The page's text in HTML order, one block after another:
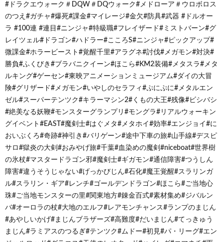
#ドラクエウォーク＃DQW＃DQウォーク#メドローア＃ウロボロス
のつえ#ガチャ#爆死#課金#マイレージ#金欠#防具#武器 #ドルオー
ラ #100連 #連目#ニンジャ#特級職#フレイザード#ミストバーン#グ
レイツェル#ドラゴン#ハドラー#こころS#ニンジャ#ピックアップ#
微課金#ホラービースト#覚醒千里#アラグネ#討伐#メガモン#対決#
勝負#ふくびき#ブラバニクイーン#ほこら#KM2装備#メタスラ#メタ
ルキング#ゲーセン#東映アニメーションミュージアム#ダイの大冒
険#グリザード#メガモン#いやしのセラフィ#ぷにぷに#メタルエン
ゼル#スーパーテンツク#キラーマシン2#くもの大王#残像#ビシバシ
#絶美なる妖鞭#モンスターグランプリ#モングラ#リアルウォーキン
グイベント#EAST#魔剣士#はぐメタ#メタホイ#効率#エンジョイ#に
おいぶくろ#奇跡#神引き#バリゲーン#途中下車の旅#山手線#デスピ
サロ#獄炎の大剣#おみやげ旅#千葉#血染めの魔剣#niceboat#世界樹
の氷杖#マスタードラゴン邪#魔剣士#ギガモン#通信障害#つうしん
障害#違うそうじゃない#げっかびじん#石化#魔王覚醒#スラリンガ
ル#スラリン・ギア#レンチ#ゴールデンドラゴン#ほこら#ご当地心
珠#ご当地モンスターの里#関東地方#錬金百式#素材集め#ジバルン
バ#オーロラの杖#大地のエルフ#レアモンチャンス#ランプのまじん
#あやしいかげ#まじんブラザーズ#高難度#だいまじん#てっきゅう
まじん#ラミアスのつるぎ#テンツク#ムドー#初見#パ・リーグ#エン